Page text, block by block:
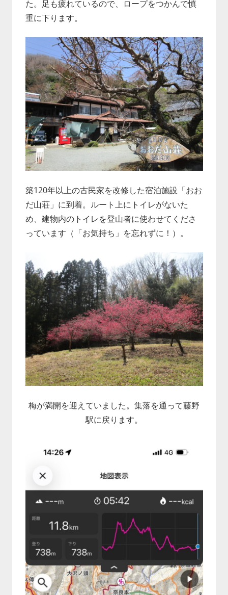
た。足も疲れているので、ロープをつかんで慎
重に下ります。
築120年以上の古民家を改修した宿泊施設「おお
だ山荘」に到着。ルート上にトイレがないた
め、建物内のトイレを登山者に使わせてくださ
っています（「お気持ち」を忘れずに！）。
梅が満開を迎えていました。集落を通って藤野
駅に戻ります。